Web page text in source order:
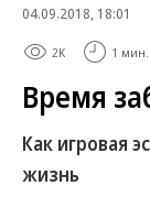
04.09.2018, 18:01
2K 1 мин.
Время
Как игровая
жизнь